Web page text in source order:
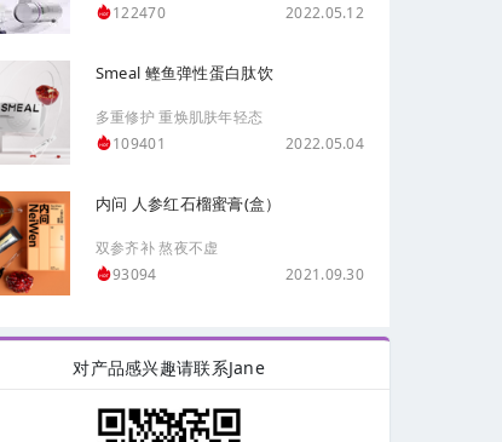
122470
2022.05.12
Smeal 鲣鱼弹性蛋白肽饮
多重修护 重焕肌肤年轻态
109401
2022.05.04
内问 人参红石榴蜜膏(盒）
双参齐补 熬夜不虚
93094
2021.09.30
对产品感兴趣请联系Jane